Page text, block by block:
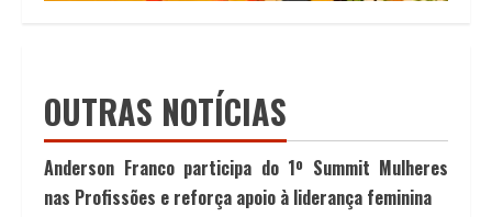
OUTRAS NOTÍCIAS
Anderson Franco participa do 1º Summit Mulheres
nas Profissões e reforça apoio à liderança feminina